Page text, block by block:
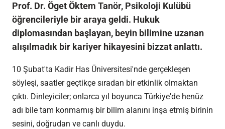
Prof. Dr. Öget Öktem Tanör, Psikoloji Kulübü
öğrencileriyle bir araya geldi. Hukuk
diplomasından başlayan, beyin bilimine uzanan
alışılmadık bir kariyer hikayesini bizzat anlattı.
10 Şubat'ta Kadir Has Üniversitesi'nde gerçekleşen
söyleşi, saatler geçtikçe sıradan bir etkinlik olmaktan
çıktı. Dinleyiciler; onlarca yıl boyunca Türkiye'de henüz
adı bile tam konmamış bir bilim alanını inşa etmiş birinin
sesini, doğrudan ve canlı duydu.